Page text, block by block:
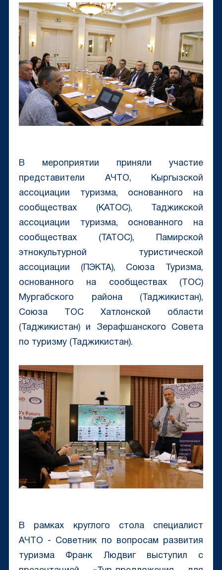
В мероприятии приняли участие
представители АЧТО, Кыргызской
ассоциации туризма, основанного на
сообществах (КАТОС), Таджикской
ассоциации туризма, основанного на
сообществах (ТАТОС), Памирской
этнокультурной туристической
ассоциации (ПЭКТА), Союза Туризма,
основанного на сообществах (ТОС)
Мургабского района (Таджикистан),
Союза ТОС Хатлонской области
(Таджикистан) и Зерафшанского Совета
по туризму (Таджикистан).
В рамках круглого стола специалист
АЧТО - Советник по вопросам развития
туризма Франк Людвиг выступил с